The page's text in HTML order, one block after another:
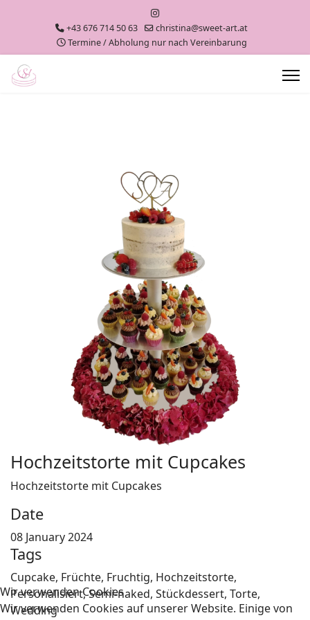
+43 676 714 50 63
christina@sweet-art.at
Termine / Abholung nur nach Vereinbarung
Hochzeitstorte mit Cupcakes
Hochzeitstorte mit Cupcakes
Date
08 January 2024
Tags
Cupcake, Früchte, Fruchtig, Hochzeitstorte,
Personalisiert, Semi-naked, Stückdessert, Torte,
Wedding
Wir verwenden Cookies
Wir verwenden Cookies auf unserer Website. Einige von